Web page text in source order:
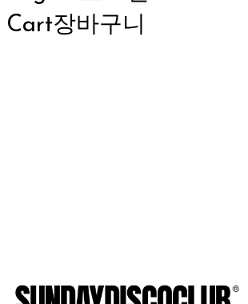
Cart장바구니